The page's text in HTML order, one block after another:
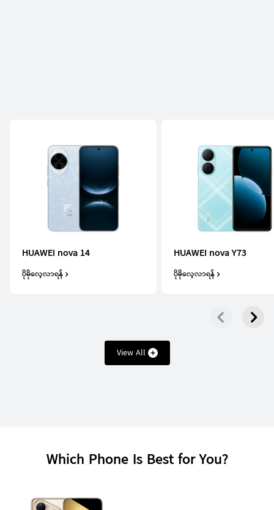
HUAWEI nova 14
ပိုမိုလေ့လာရန်
HUAWEI nova Y73
ပိုမိုလေ့လာရန်
View All
Pura Series
ပိုမိုလေ့လာရန်
Which Phone Is Best for You?